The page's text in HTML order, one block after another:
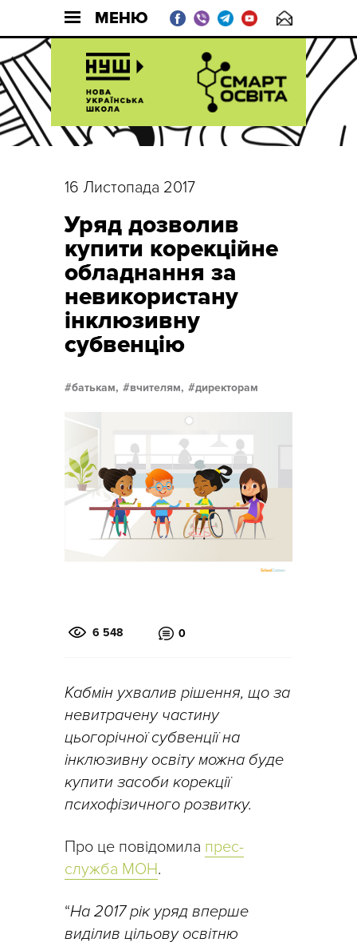
МЕНЮ
16 Листопада 2017
Уряд дозволив
купити корекційне
обладнання за
невикористану
інклюзивну
субвенцію
батькам, вчителям, директорам
6 548 0
Кабмін ухвалив рішення, що за
невитрачену частину
цьогорічної субвенції на
інклюзивну освіту можна буде
купити засоби корекції
психофізичного розвитку.
Про це повідомила прес-
служба МОН.
“На 2017 рік уряд вперше
виділив цільову освітню